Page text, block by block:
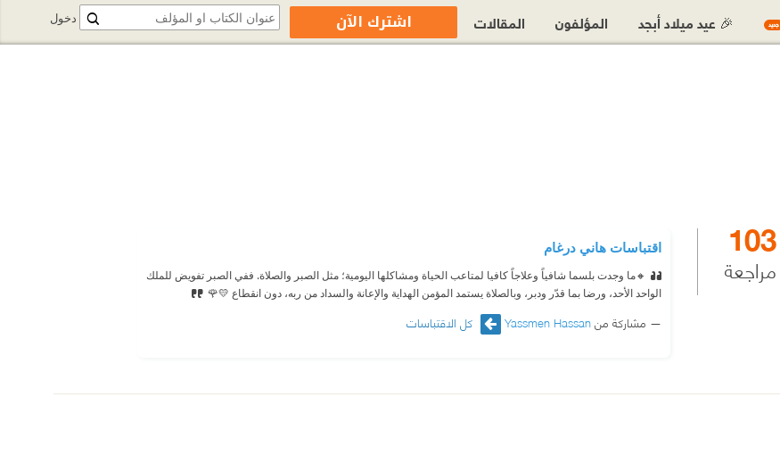
103
مراجعة
اقتباسات هاني درغام
🔸️ما وجدت بلسما شافياً وعلاجاً كافيا لمتاعب الحياة ومشاكلها اليومية؛ مثل الصبر والصلاة. ففي الصبر تفويض للملك
الواحد الأحد، ورضا بما قدّر ودبر، وبالصلاة يستمد المؤمن الهداية والإعانة والسداد من ربه، دون انقطاع 💛🌹
مشاركة منYassmen Hassan كل الاقتباسات
دخول جديد 🎉 عيد ميلاد أبجد المؤلفون المقالات اشترك الآن